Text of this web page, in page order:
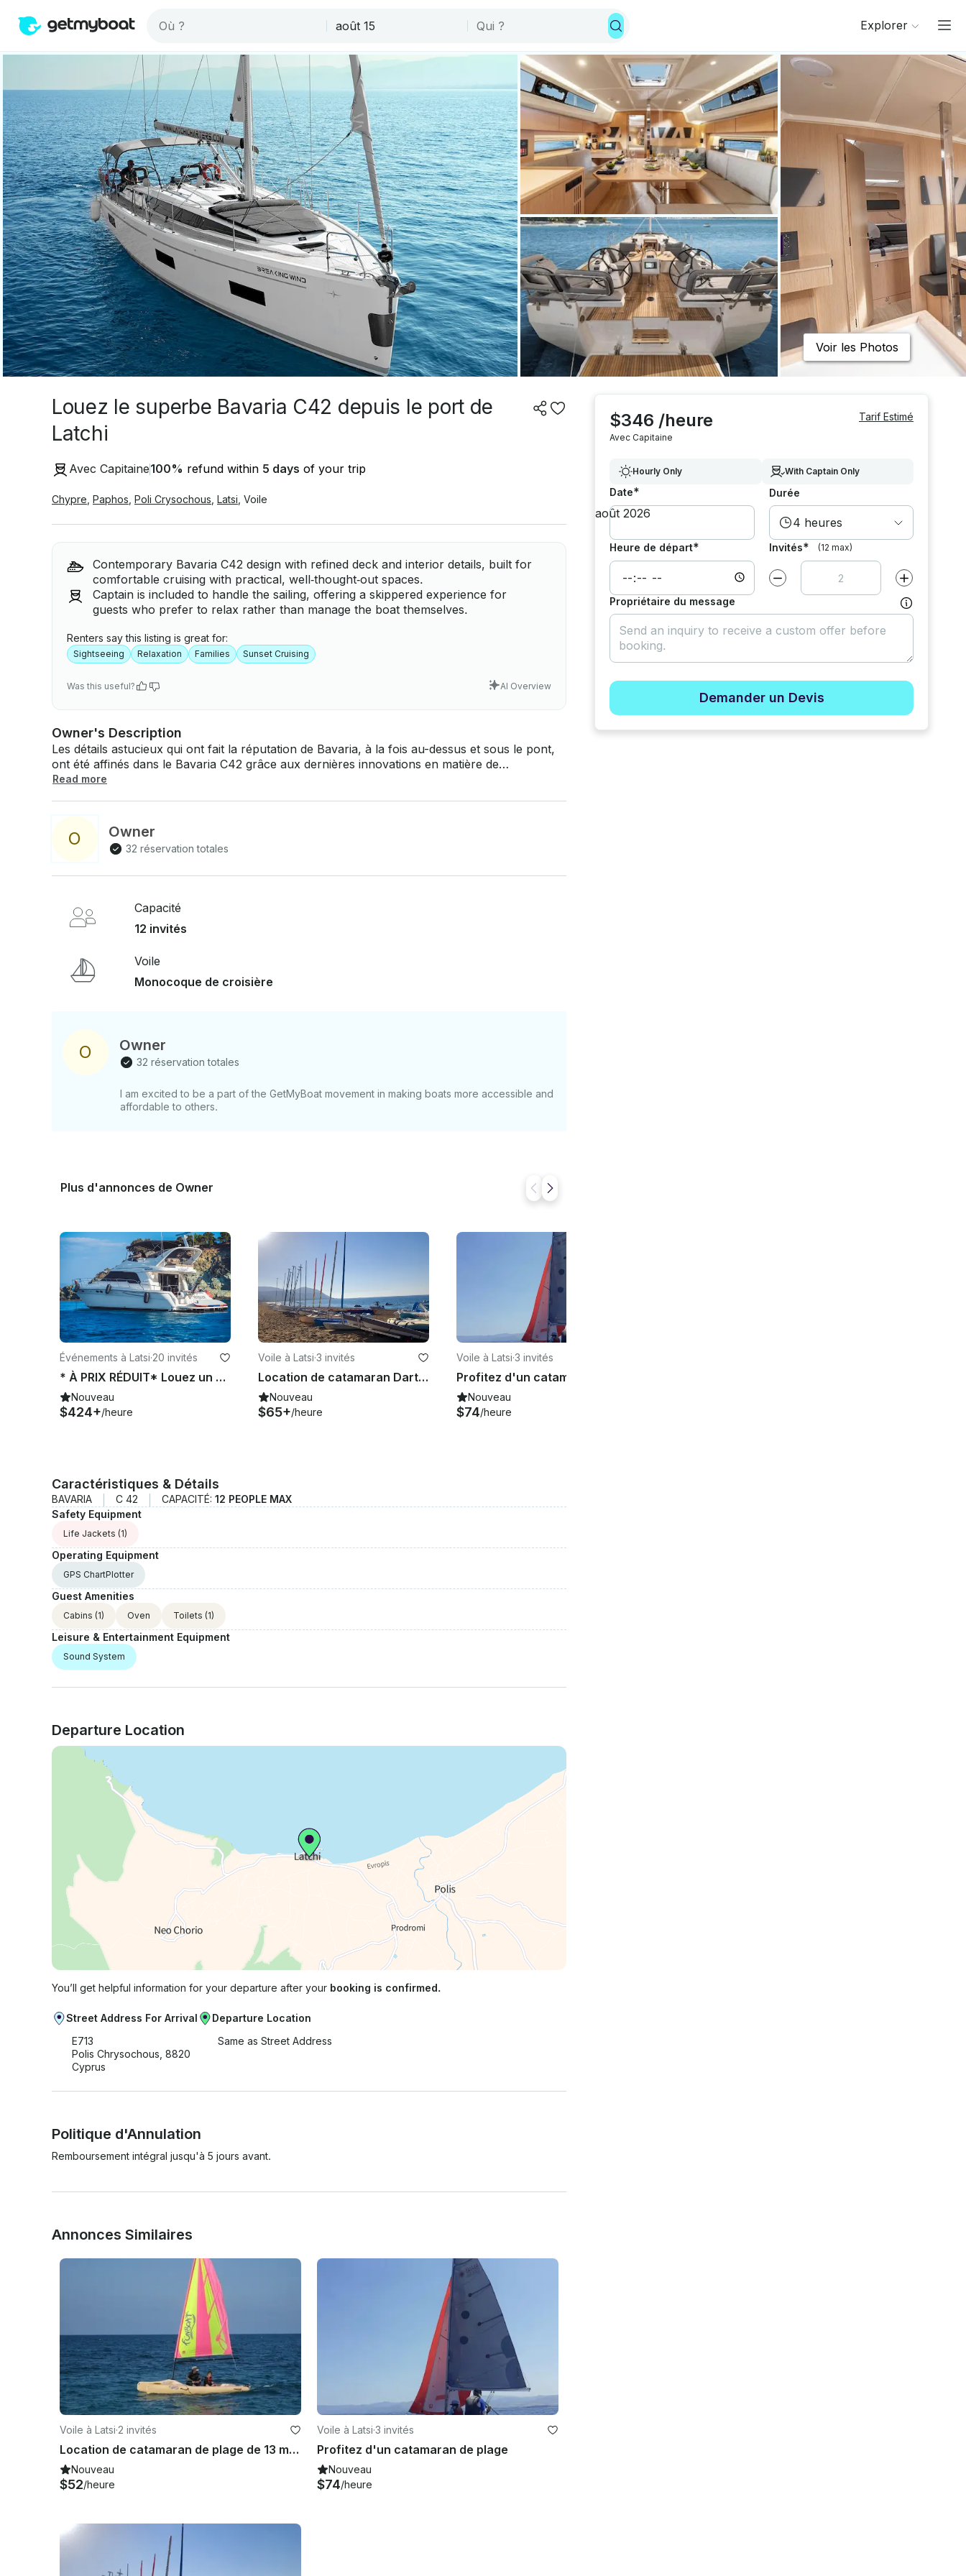
Explorer
Voir les Photos
Louez le superbe Bavaria C42 depuis le port de
Latchi
Avec Capitaine100% refund within 5 days of your trip
Chypre Paphos Poli Crysochous Latsi Voile
Contemporary Bavaria C42 design with refined deck and interior details, built for
comfortable cruising with practical, well‑thought‑out spaces.
Captain is included to handle the sailing, offering a skippered experience for
guests who prefer to relax rather than manage the boat themselves.
Renters say this listing is great for:
Sightseeing Relaxation Families Sunset Cruising
Was this useful? AI Overview
Owner's Description
Les détails astucieux qui ont fait la réputation de Bavaria, à la fois au-dessus et sous le pont,
ont été affinés dans le Bavaria C42 grâce aux dernières innovations en matière de
construction de yachts. Ce voilier accrocheur de 42 pieds au design épuré et moderne
aux dimensions généreuses à l'arrière. L'intérieur comprend deux belles cabines et deux
salles de bains, ainsi qu'une douche séparée, ainsi qu'un salon et une kitchenette très
spacieux. Parfait pour accueillir vos proches pendant qu'ils profitent de leur voyage dans le
Read more
O Owner
32 réservation totales
Capacité
12 invités
Voile
Monocoque de croisière
O Owner
32 réservation totales
I am excited to be a part of the GetMyBoat movement in making boats more accessible and
affordable to others.
Plus d'annonces de Owner
Événements à Latsi·20 invités
* À PRIX RÉDUIT* Louez un yacht à moteur de 52 pieds à Poli Crysochous
Nouveau
$424+/heure
Voile à Latsi·3 invités
Location de catamaran Dart 16 à Chypre, Poli Crysochous
Nouveau
$65+/heure
Voile à Latsi·3 invités
Nouveau
$74/heure
Caractéristiques & Détails
BAVARIA C 42 CAPACITÉ: 12 PEOPLE MAX
Safety Equipment
Life Jackets (1)
Operating Equipment
GPS ChartPlotter
Guest Amenities
Cabins (1) Oven Toilets (1)
Leisure & Entertainment Equipment
Sound System
Departure Location
You’ll get helpful information for your departure after your booking is confirmed.
Street Address For Arrival
E713
Polis Chrysochous, 8820
Cyprus
Departure Location
Same as Street Address
Politique d'Annulation
Remboursement intégral jusqu'à 5 jours avant.
Annonces Similaires
Voile à Latsi·2 invités
Location de catamaran de plage de 13 minutes à Poli Crysochous
Nouveau
$52/heure
Voile à Latsi·3 invités
Profitez d'un catamaran de plage
Nouveau
$74/heure
$346 /heure
Avec Capitaine
Tarif Estimé
Hourly Only With Captain Only
Date* Durée
4 heures
Heure de départ* Invités* (12 max)
Diminuer la valeur par Augmenter la
Propriétaire du message
Demander un Devis